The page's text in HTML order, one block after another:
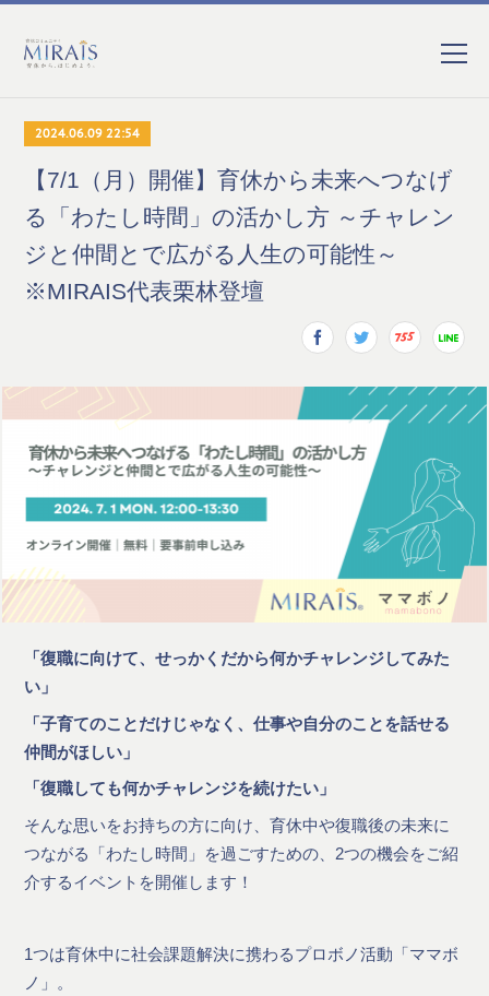
2024.06.09 22:54
【7/1（月）開催】育休から未来へつなげ
る「わたし時間」の活かし方 ～チャレン
ジと仲間とで広がる人生の可能性～
※MIRAIS代表栗林登壇
「復職に向けて、せっかくだから何かチャレンジしてみた
い」
「子育てのことだけじゃなく、仕事や自分のことを話せる
仲間がほしい」
「復職しても何かチャレンジを続けたい」
そんな思いをお持ちの方に向け、育休中や復職後の未来に
つながる「わたし時間」を過ごすための、2つの機会をご紹
介するイベントを開催します！
1つは育休中に社会課題解決に携わるプロボノ活動「ママボ
ノ」。